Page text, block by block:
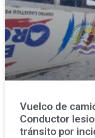
Vuelco de
Conductor
tránsito por